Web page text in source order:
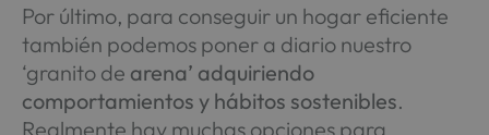
Por último, para conseguir un hogar eficiente
también podemos poner a diario nuestro
‘granito de arena’ adquiriendo
comportamientos y hábitos sostenibles.
Realmente hay muchas opciones para